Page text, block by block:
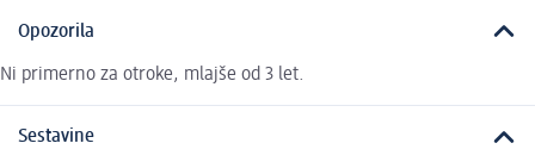
Opozorila
Ni primerno za otroke, mlajše od 3 let.
Sestavine